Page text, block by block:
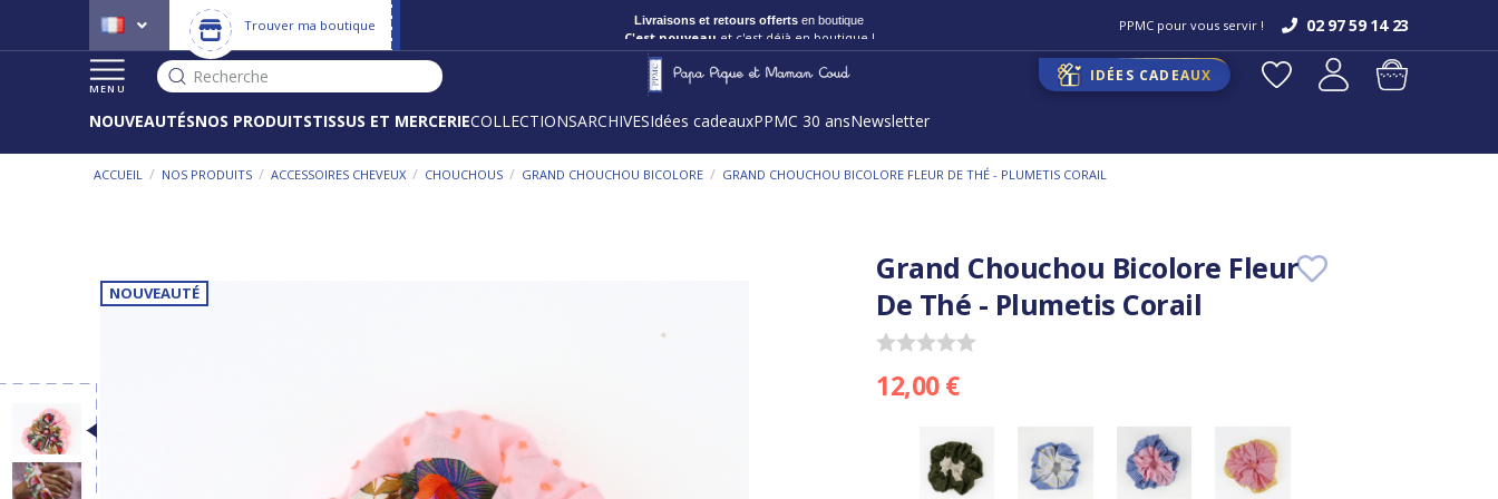
Trouver ma boutique Livraisons et retours offerts en boutique
C'est nouveau et c'est déjà en boutique !
PPMC pour vous servir ! 02 97 59 14 23
MENU
Recherche IDÉES CADEAUX
NOUVEAUTÉSNOS PRODUITSTISSUS ET MERCERIECOLLECTIONSARCHIVESIdées cadeauxPPMC 30 ansNewsletter
ACCUEIL / NOS PRODUITS / ACCESSOIRES CHEVEUX / CHOUCHOUS / GRAND CHOUCHOU BICOLORE / GRAND CHOUCHOU BICOLORE FLEUR DE THÉ - PLUMETIS CORAIL
NOUVEAUTÉ
Grand Chouchou Bicolore Fleur
De Thé - Plumetis Corail
12,00 €